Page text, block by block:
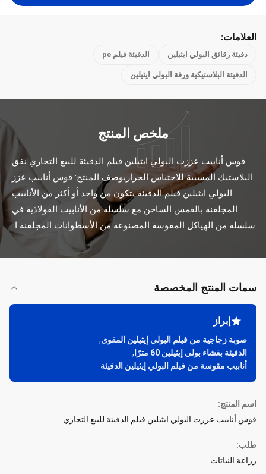
العلامات:
دفيئة رقائق البولي ايثيلين الدفيئة فيلم pe
الدفيئة البلاستيكية ورقة البولي ايثيلين
ملخص المنتج
البولي ايثيلين فيلم الدفيئة يتكون من واحد أو أكثر من الأنابيب
سلسلة من الهياكل المقوسة المصنوعة من الأسطوانات المجلفنة ا...
سمات المنتج المخصصة
إبراز
صوبة زجاجية من فيلم البولي إيثيلين المقوى,
الدفيئة بغشاء بولي إيثيلين 60 مترًا
,
أنابيب مقوسة من فيلم البولي إيثيلين الدفيئة
اسم المنتج:
قوس أنابيب عززت البولي ايثيلين فيلم الدفيئة للبيع التجاري
طلب:
زراعة النباتات